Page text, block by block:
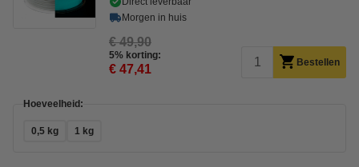
Morgen in huis
€ 49,90
5% korting:
€ 47,41 Bestellen
Hoeveelheid:
0,5 kg 1 kg